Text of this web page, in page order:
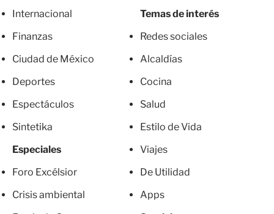
Internacional
Finanzas
Ciudad de México
Deportes
Espectáculos
Sintetika
Especiales
Foro Excélsior
Crisis ambiental
Temas de interés
Redes sociales
Alcaldías
Cocina
Salud
Estilo de Vida
Viajes
De Utilidad
Apps